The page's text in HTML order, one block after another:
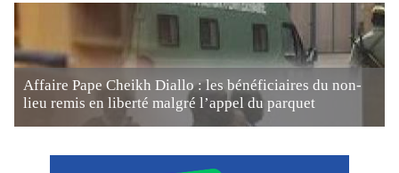
Affaire Pape Cheikh Diallo : les bénéficiaires du non-
lieu remis en liberté malgré l’appel du parquet